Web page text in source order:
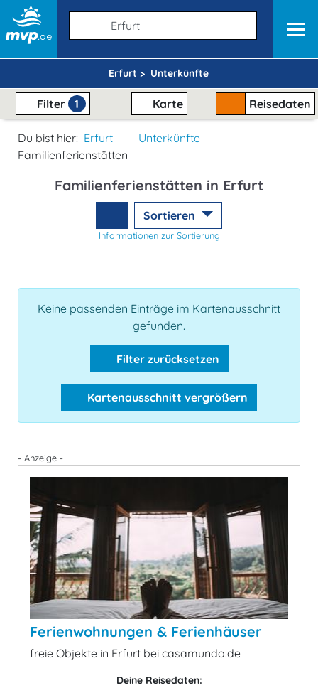
Erfurt > Unterkünfte
Filter 1 Karte Reisedaten
Du bist hier: Erfurt
Unterkünfte
Familienferienstätten
Familienferienstätten in Erfurt
Sortieren
Informationen zur Sortierung
Keine passenden Einträge im Kartenausschnitt
gefunden.
Filter zurücksetzen
Kartenausschnitt vergrößern
- Anzeige -
Ferienwohnungen & Ferienhäuser
freie Objekte in Erfurt bei casamundo.de
Deine Reisedaten: